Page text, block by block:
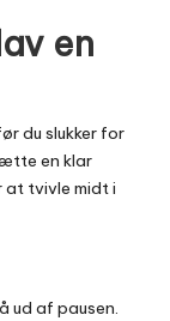
en
du slukker for
en klar
at tvivle midt i
ud af pausen.